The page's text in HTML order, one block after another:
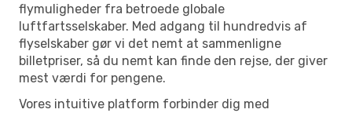
flymuligheder fra betroede globale
luftfartsselskaber. Med adgang til hundredvis af
flyselskaber gør vi det nemt at sammenligne
billetpriser, så du nemt kan finde den rejse, der giver
mest værdi for pengene.
Vores intuitive platform forbinder dig med